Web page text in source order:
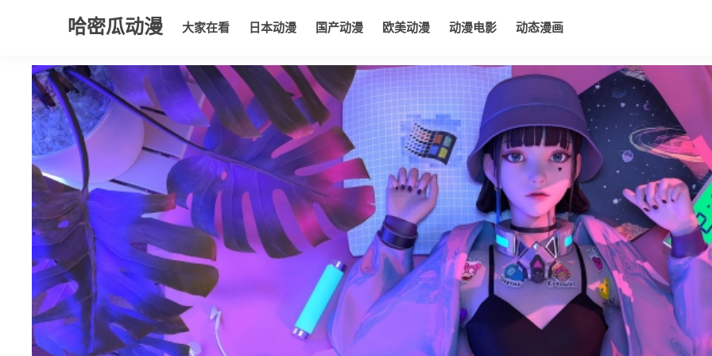
哈密瓜动漫 大家在看 日本动漫 国产动漫 欧美动漫 动漫电影 动态漫画
大家在看 日本动漫 国产动漫 欧美动漫 动漫电影 动态漫画